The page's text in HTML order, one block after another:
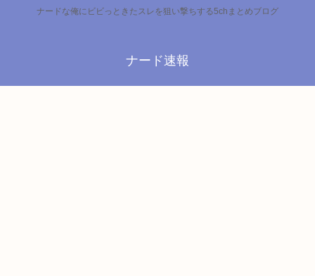
ナードな俺にビビっときたスレを狙い撃ちする5chまとめブログ
ナード速報